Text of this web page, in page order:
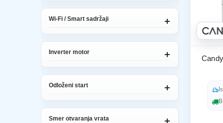
Wi-Fi / Smart sadržaji
Inverter motor
Odloženi start
Smer otvaranja vrata